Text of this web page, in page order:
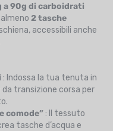
a 90g di carboidrati
2 tasche
accessibili anche
: Indossa la tua tenuta in
transizione corsa per
comode” : Il tessuto
tasche d’acqua e